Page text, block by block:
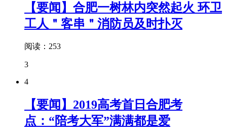
【要闻】合肥一树林内突然起火 环卫
工人＂客串＂消防员及时扑灭
阅读：253
3
4
【要闻】2019高考首日合肥考
点：“陪考大军”满满都是爱